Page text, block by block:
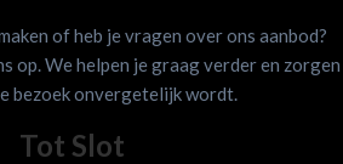
of heb je vragen over ons aanbod?
op. We helpen je graag verder en zorgen
bezoek onvergetelijk wordt.
Tot Slot